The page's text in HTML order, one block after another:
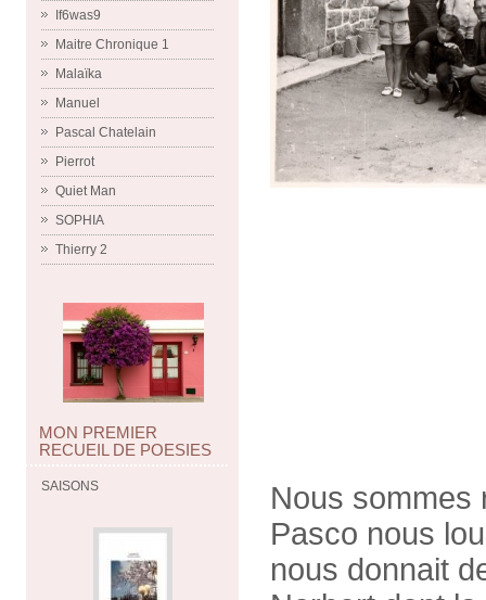
If6was9
Maitre Chronique 1
Malaïka
Manuel
Pascal Chatelain
Pierrot
Quiet Man
SOPHIA
Thierry 2
MON PREMIER
RECUEIL DE POESIES
SAISONS
Nous sommes
Pasco nous
nous donnait